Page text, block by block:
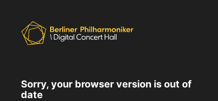
Sorry, your browser version is out of
date